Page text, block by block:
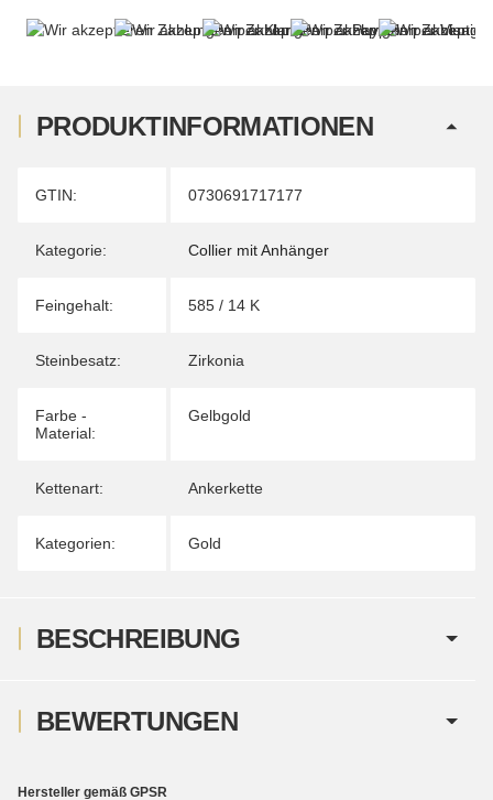
PRODUKTINFORMATIONEN
Produkteigenschaft
Wert
GTIN: 0730691717177
Kategorie: Collier mit Anhänger
Feingehalt: 585 / 14 K
Steinbesatz: Zirkonia
Farbe -
Material:
Gelbgold
Kettenart: Ankerkette
Kategorien: Gold
BESCHREIBUNG
BEWERTUNGEN
Hersteller gemäß GPSR